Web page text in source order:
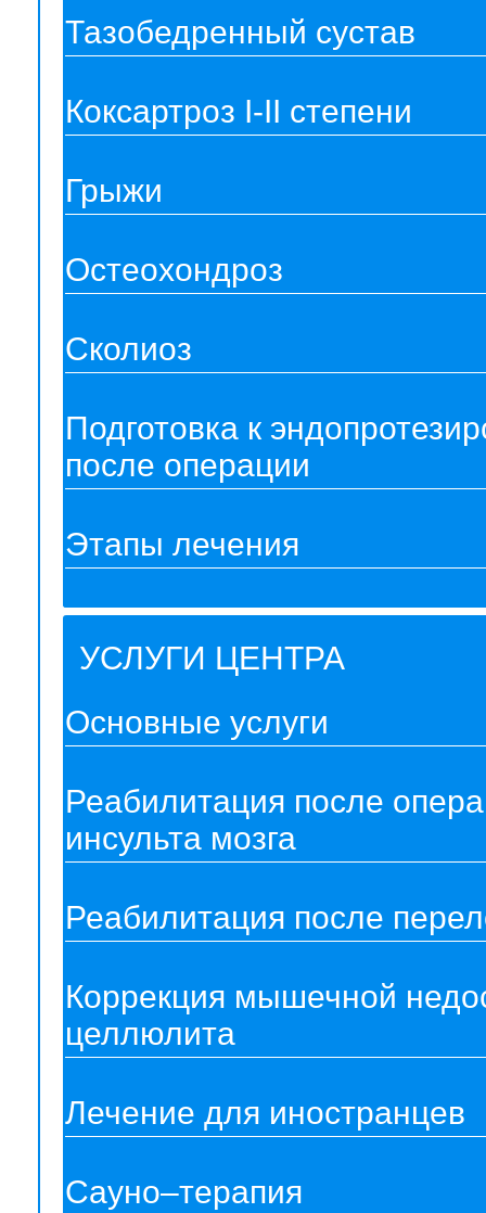
Тазобедренный сустав
Коксартроз I-II степени
Грыжи
Остеохондроз
Сколиоз
Подготовка к
после операции
Этапы лечения
УСЛУГИ ЦЕНТРА
Основные услуги
Реабилитация после
инсульта мозга
Реабилитация после
Коррекция мышечной
целлюлита
Лечение для иностранцев
Сауно–терапия